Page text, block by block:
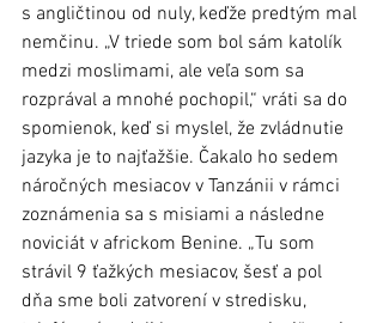
s angličtinou od nuly, keďže predtým mal
nemčinu. „V triede som bol sám katolík
medzi moslimami, ale veľa som sa
rozprával a mnohé pochopil,“ vráti sa do
spomienok, keď si myslel, že zvládnutie
jazyka je to najťažšie. Čakalo ho sedem
náročných mesiacov v Tanzánii v rámci
zoznámenia sa s misiami a následne
noviciát v africkom Benine. „Tu som
strávil 9 ťažkých mesiacov, šesť a pol
dňa sme boli zatvorení v stredisku,